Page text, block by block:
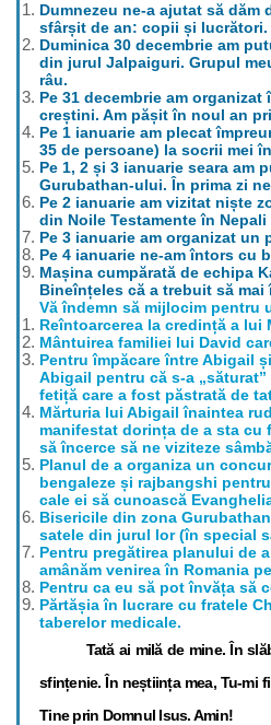
Dumnezeu ne-a ajutat să
sfârșit de an: copii și lucrători.
Duminica 30 decembrie am
din jurul Jalpaiguri. Grupul
râu.
Pe 31 decembrie am
creștini. Am pășit în noul an
Pe 1 ianuarie am plecat
35 de persoane) la socrii mei
Pe 1, 2 și 3 ianuarie seara am
Gurubathan-ului. În prima zi
Pe 2 ianuarie am vizitat niște
din Noile Testamente în
Pe 3 ianuarie am organizat
Pe 4 ianuarie ne-am întors cu
Mașina cumpărată de echipa
Bineînțeles că a trebuit să mai
Vă îndemn să mijlocim pentru
Reîntoarcerea la credință a
Mântuirea familiei lui David
Pentru împăcare între Abigail
Abigail pentru că s-a
fetiță care a fost păstrată de
Mărturia lui Abigail înaintea
manifestat dorința de a sta cu
să încerce să ne viziteze
Planul de a organiza un
bengaleze și rajbangshi
cale ei să cunoască
Bisericile din zona
satele din jurul lor (în special
Pentru pregătirea planului de
amânăm venirea în Romania
Pentru ca eu să pot învăța să
Părtășia în lucrare cu fratele
taberelor medicale.
Tată ai milă de mine. În
sfințenie. În neștiința mea, Tu-mi
Tine prin Domnul Isus. Amin!